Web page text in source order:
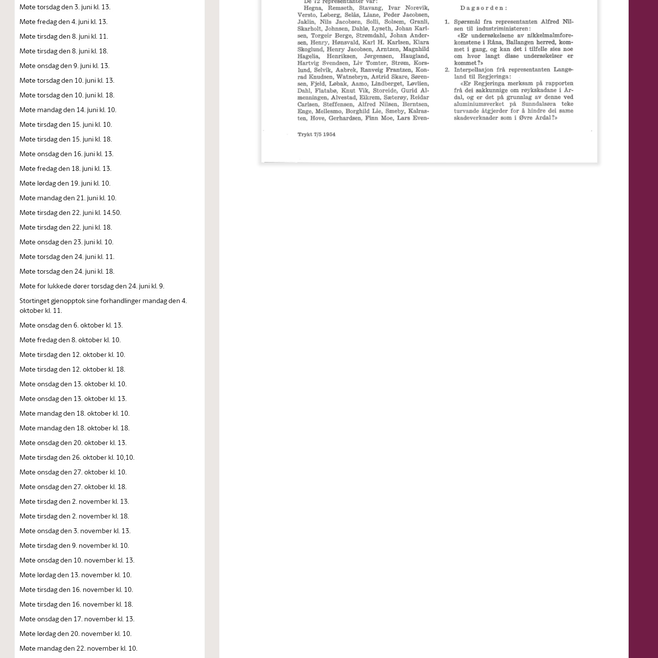
Møte torsdag den 3. juni kl. 13.
Møte fredag den 4. juni kl. 13.
Møte tirsdag den 8. juni kl. 11.
Møte tirsdag den 8. juni kl. 18.
Møte onsdag den 9. juni kl. 13.
Møte torsdag den 10. juni kl. 13.
Møte torsdag den 10. juni kl. 18.
Møte mandag den 14. juni kl. 10.
Møte tirsdag den 15. juni kl. 10.
Møte tirsdag den 15. juni kl. 18.
Møte onsdag den 16. juni kl. 13.
Møte fredag den 18. juni kl. 13.
Møte lørdag den 19. juni kl. 10.
Møte mandag den 21. juni kl. 10.
Møte tirsdag den 22. juni kl. 14.50.
Møte tirsdag den 22. juni kl. 18.
Møte onsdag den 23. juni kl. 10.
Møte torsdag den 24. juni kl. 11.
Møte torsdag den 24. juni kl. 18.
Møte for lukkede dører torsdag den 24. juni kl. 9.
Stortinget gjenopptok sine forhandlinger mandag den 4.
oktober kl. 11.
Møte onsdag den 6. oktober kl. 13.
Møte fredag den 8. oktober kl. 10.
Møte tirsdag den 12. oktober kl. 10.
Møte tirsdag den 12. oktober kl. 18.
Møte onsdag den 13. oktober kl. 10.
Møte onsdag den 13. oktober kl. 13.
Møte mandag den 18. oktober kl. 10.
Møte mandag den 18. oktober kl. 18.
Møte onsdag den 20. oktober kl. 13.
Møte tirsdag den 26. oktober kl. 10,10.
Møte onsdag den 27. oktober kl. 10.
Møte onsdag den 27. oktober kl. 18.
Møte tirsdag den 2. november kl. 13.
Møte tirsdag den 2. november kl. 18.
Møte onsdag den 3. november kl. 13.
Møte tirsdag den 9. november kl. 10.
Møte onsdag den 10. november kl. 13.
Møte lørdag den 13. november kl. 10.
Møte tirsdag den 16. november kl. 10.
Møte tirsdag den 16. november kl. 18.
Møte onsdag den 17. november kl. 13.
Møte lørdag den 20. november kl. 10.
Møte mandag den 22. november kl. 10.